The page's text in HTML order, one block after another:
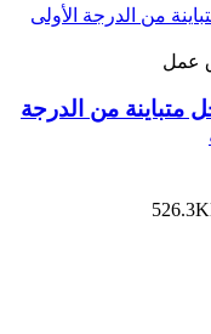
عمل
الوحدة السابعة البند 6 حل متباينة من الدرجة